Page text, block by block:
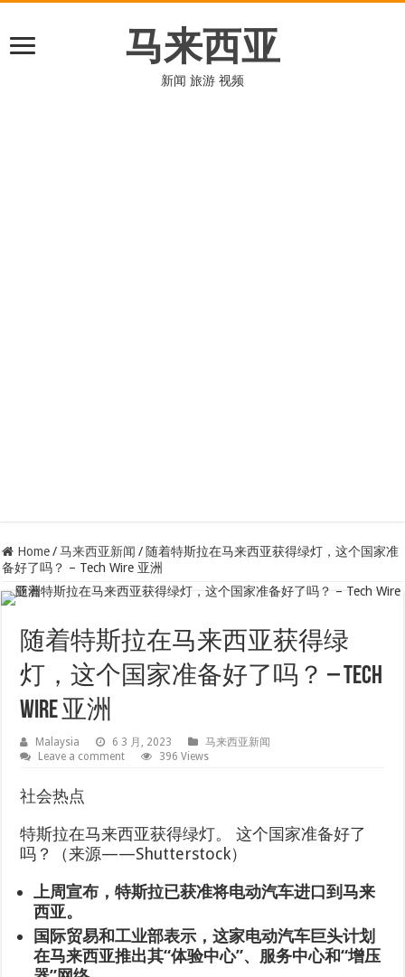
马来西亚
新闻 旅游 视频
Home / 马来西亚新闻 / 随着特斯拉在马来西亚获得绿灯，这个国家准
备好了吗？ – Tech Wire 亚洲
随着特斯拉在马来西亚获得绿
灯，这个国家准备好了吗？ – Tech
Wire 亚洲
Malaysia 6 3 月, 2023
马来西亚新闻
Leave a comment
396 Views
社会热点
特斯拉在马来西亚获得绿灯。 这个国家准备好了
吗？（来源——Shutterstock）
上周宣布，特斯拉已获准将电动汽车进口到马来
西亚。
国际贸易和工业部表示，这家电动汽车巨头计划
在马来西亚推出其“体验中心”、服务中心和“增压